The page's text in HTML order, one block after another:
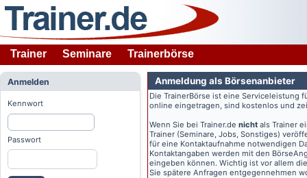
Trainer Seminare Trainerbörse
Anmelden
Kennwort
Passwort
Anmeldung als Börsenanbieter
Die TrainerBörse ist eine Serviceleistung
online eingetragen, sind kostenlos und
Wenn Sie bei Trainer.de nicht als Trainer
Trainer (Seminare, Jobs, Sonstiges)
für eine Kontaktaufnahme notwendigen
Kontaktangaben werden mit den
eingeben können. Wichtig ist vor allem
Sie spätere Anfragen entgegennehmen